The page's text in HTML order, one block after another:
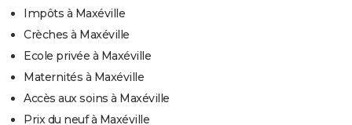
Impôts à Maxéville
Crèches à Maxéville
Ecole privée à Maxéville
Maternités à Maxéville
Accès aux soins à Maxéville
Prix du neuf à Maxéville